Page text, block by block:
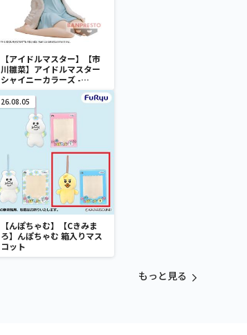
【アイドルマスター】【市
川雛菜】アイドルマスター
シャイニーカラーズ -
Relax time-市川雛菜
26.08.05
【んぽちゃむ】【Cきみま
ろ】んぽちゃむ 箱入りマス
コット
もっと見る